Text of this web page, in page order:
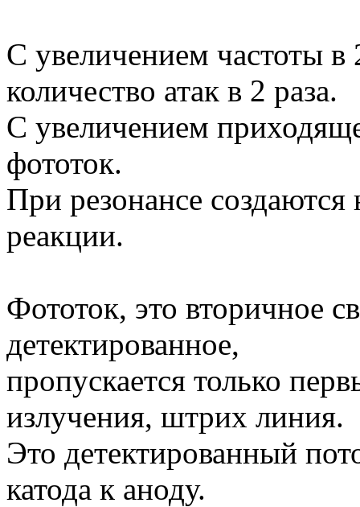
С увеличением частоты в
количество атак в 2 раза.
С увеличением
фототок.
При резонансе
реакции.
Фототок, это вторичное
детектированное,
пропускается только
излучения, штрих линия.
Это детектированный
катода к аноду.